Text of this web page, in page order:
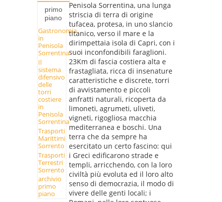
primo
piano
Gastronomia
in
Penisola
Sorrentina
Il
sistema
difensivo
delle
torri
costiere
in
Penisola
Sorrentina
Trasporti
Marittimi
Sorrento
Trasporti
Terrestri
Sorrento
archivio
primo
piano
Penisola Sorrentina, una lunga
striscia di terra di origine
tufacea, protesa, in uno slancio
titanico, verso il mare e la
dirimpettaia isola di Capri, con i
suoi inconfondibili faraglioni.
23Km di fascia costiera alta e
frastagliata, ricca di insenature
caratteristiche e discrete, torri
di avvistamento e piccoli
anfratti naturali, ricoperta da
limoneti, agrumeti, uliveti,
vigneti, rigogliosa macchia
mediterranea e boschi. Una
terra che da sempre ha
esercitato un certo fascino: qui
i Greci edificarono strade e
templi, arricchendo, con la loro
civiltà più evoluta ed il loro alto
senso di democrazia, il modo di
vivere delle genti locali; i